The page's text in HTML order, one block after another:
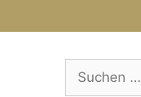
Suchen
nach: